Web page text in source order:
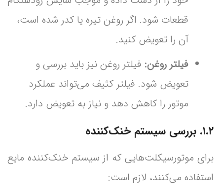
قطعات شود. اگر روغن تیره یا کدر شده است،
آن را تعویض کنید.
فیلتر روغن: فیلتر روغن نیز باید بررسی و
تعویض شود. فیلتر کثیف می‌تواند عملکرد
موتور را کاهش دهد و نیاز به تعویض دارد.
۱.۲. بررسی سیستم خنک‌کننده
برای موتورسیکلت‌هایی که از سیستم خنک‌کننده مایع
استفاده می‌کنند، لازم است: